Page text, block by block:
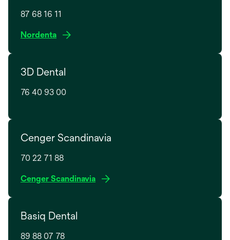
i
e
t
87 68 16 11
Nordentao
n
i
n
w
a
3D Dental
76 40 93 00
Cenger Scandinavia
70 22 71 88
Cenger Scandinaviao
Basiq Dental
89 88 07 78